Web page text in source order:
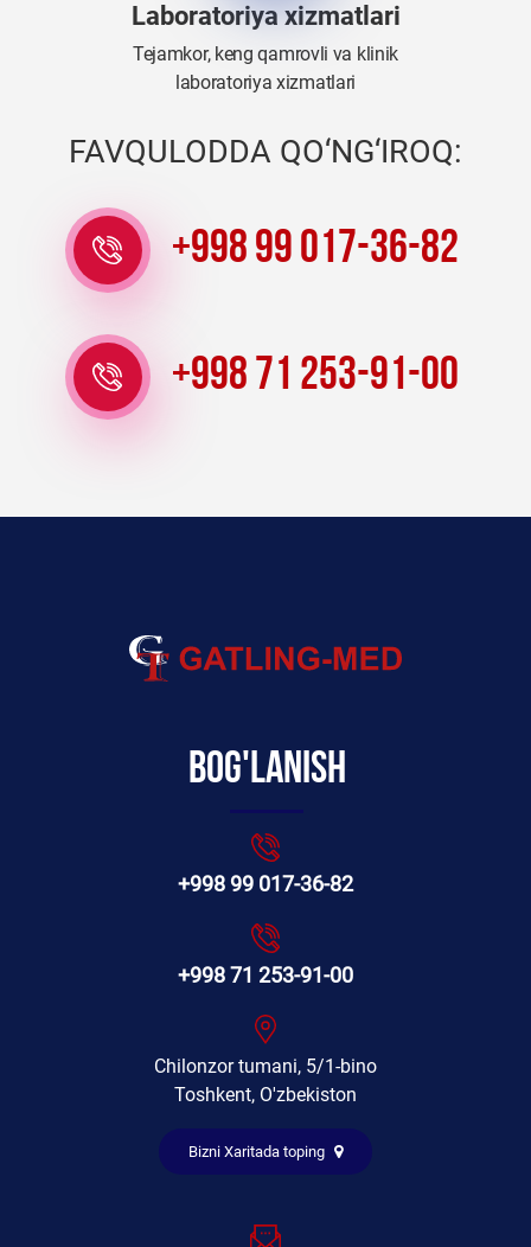
Laboratoriya xizmatlari
Tejamkor, keng qamrovli va klinik
laboratoriya xizmatlari
FAVQULODDA QO‘NG‘IROQ:
+998 99 017-36-82
+998 71 253-91-00
Bog'lanish
+998 99 017-36-82
+998 71 253-91-00
Chilonzor tumani, 5/1-bino
Toshkent, O'zbekiston
Bizni Xaritada toping